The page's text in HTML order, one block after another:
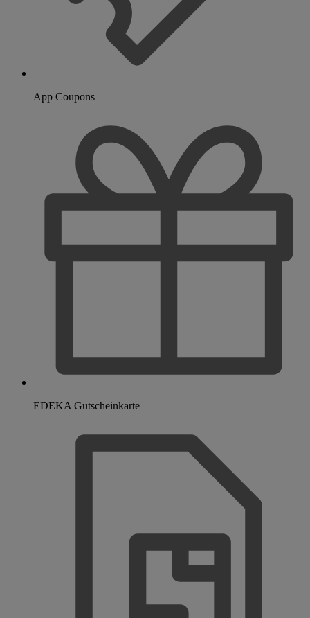
App Coupons
EDEKA Gutscheinkarte